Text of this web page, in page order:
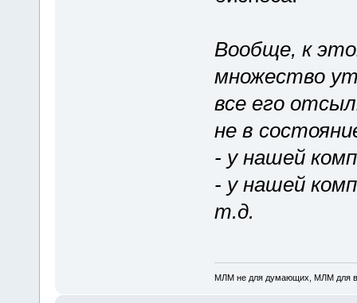
Вообще, к
множество
все его
не в
- у нашей
- у нашей
т.д.
МЛМ не для думающих, МЛМ для